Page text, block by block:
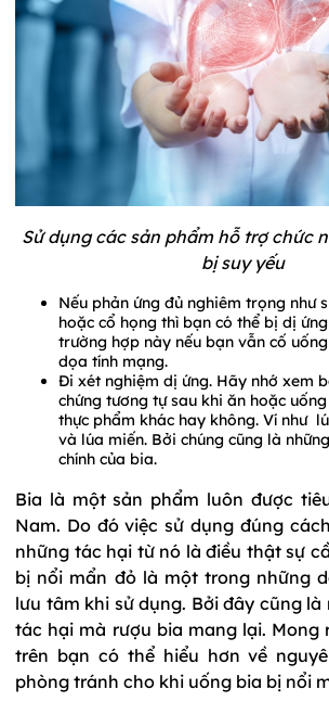
Sử dụng các sản phẩm hỗ trợ chức
bị suy yếu
Nếu phản ứng đủ nghiêm trọng như
hoặc cổ họng thì bạn có thể bị dị
trường hợp này nếu bạn vẫn cố
dọa tính mạng.
Đi xét nghiệm dị ứng. Hãy nhớ xem
chứng tương tự sau khi ăn hoặc
thực phẩm khác hay không. Ví như
và lúa miến. Bởi chúng cũng là
chính của bia.
Bia là một sản phẩm luôn được
Nam. Do đó việc sử dụng đúng
những tác hại từ nó là điều thật sự
bị nổi mẩn đỏ là một trong những
lưu tâm khi sử dụng. Bởi đây cũng
tác hại mà rượu bia mang lại. Mong
trên bạn có thể hiểu hơn về
phòng tránh cho khi uống bia bị nổi